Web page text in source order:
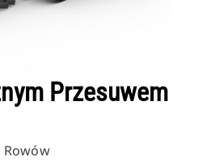
Przesuwem
Rowów